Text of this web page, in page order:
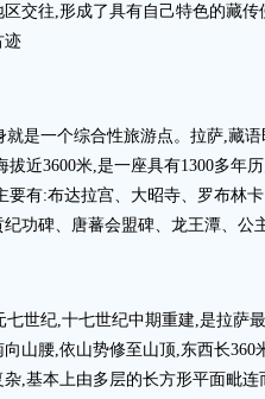
交往,形成了具有自己特色的藏
迹
就是一个综合性旅游点。拉萨,藏
拔近3600米,是一座具有1300多年
要有:布达拉宫、大昭寺、罗布林
功碑、唐蕃会盟碑、龙王潭、公
七世纪,十七世纪中期重建,是拉萨
山腰,依山势修至山顶,东西长360
,基本上由多层的长方形平面毗